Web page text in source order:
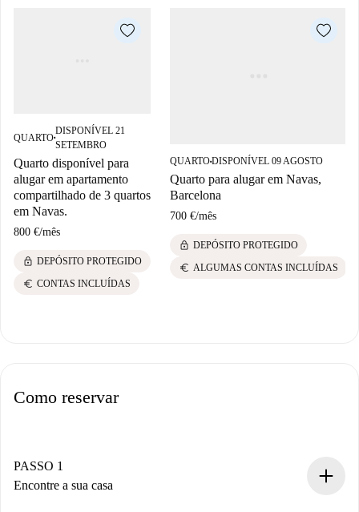
QUARTO■
DISPONÍVEL 21
SETEMBRO
Quarto disponível para
alugar em apartamento
compartilhado de 3 quartos
em Navas.
800 €/mês
lock DEPÓSITO PROTEGIDO
euro CONTAS INCLUÍDAS
QUARTO■DISPONÍVEL 09 AGOSTO
Quarto para alugar em Navas,
Barcelona
700 €/mês
lock DEPÓSITO PROTEGIDO
euro ALGUMAS CONTAS INCLUÍDAS
Como reservar
PASSO 1
Encontre a sua casa